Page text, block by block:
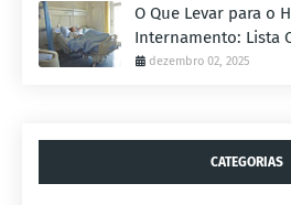
O Que Levar para o
Internamento: Lista
dezembro 02, 2025
CATEGORIAS